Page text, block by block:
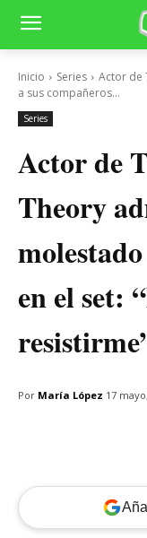
Inicio Series
Actor de
a sus compañeros...
Series
Actor de
Theory
en el set:
Por María López 17